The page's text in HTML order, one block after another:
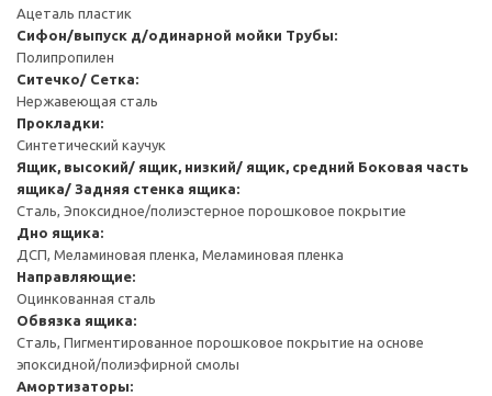
Ацеталь пластик
Сифон/выпуск д/одинарной мойки Трубы:
Полипропилен
Ситечко/ Сетка:
Нержавеющая сталь
Прокладки:
Синтетический каучук
Ящик, высокий/ ящик, низкий/ ящик, средний Боковая часть
ящика/ Задняя стенка ящика:
Сталь, Эпоксидное/полиэстерное порошковое покрытие
Дно ящика:
ДСП, Меламиновая пленка, Меламиновая пленка
Направляющие:
Оцинкованная сталь
Обвязка ящика:
Сталь, Пигментированное порошковое покрытие на основе
эпоксидной/полиэфирной смолы
Амортизаторы: